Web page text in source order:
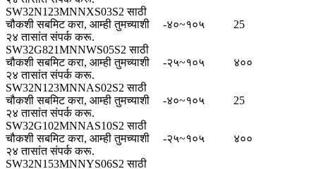
SW32N123MNNXS03S2 साठी
चौकशी सबमिट करा, आम्ही तुमच्याशी
२४ तासांत संपर्क करू.
-४०~१०५ 25
SW32G821MNNWS05S2 साठी
चौकशी सबमिट करा, आम्ही तुमच्याशी
२४ तासांत संपर्क करू.
-२५~१०५ ४००
SW32N123MNNAS02S2 साठी
चौकशी सबमिट करा, आम्ही तुमच्याशी
२४ तासांत संपर्क करू.
-४०~१०५ 25
SW32G102MNNAS10S2 साठी
चौकशी सबमिट करा, आम्ही तुमच्याशी
२४ तासांत संपर्क करू.
-२५~१०५ ४००
SW32N153MNNYS06S2 साठी